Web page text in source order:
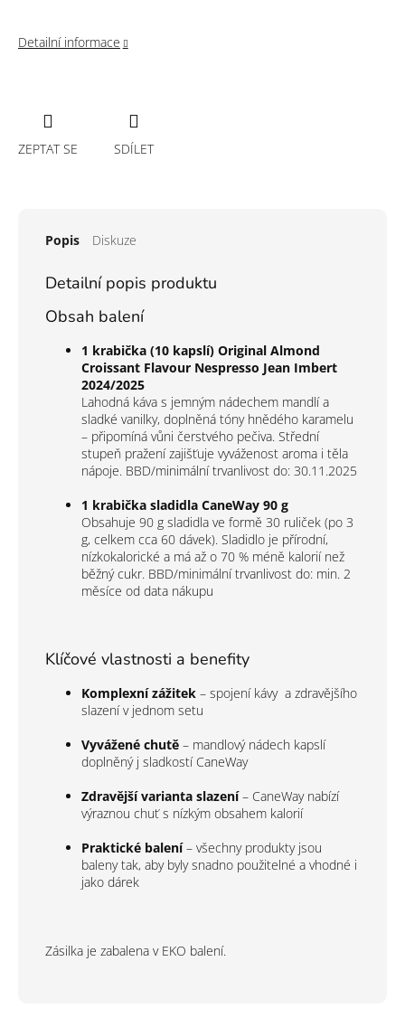
Detailní informace
ZEPTAT SE SDÍLET
Popis Diskuze
Detailní popis produktu
Obsah balení
1 krabička (10 kapslí) Original Almond
Croissant Flavour Nespresso Jean Imbert
2024/2025
Lahodná káva s jemným nádechem mandlí a
sladké vanilky, doplněná tóny hnědého karamelu
– připomíná vůni čerstvého pečiva. Střední
stupeň pražení zajišťuje vyváženost aroma i těla
nápoje. BBD/minimální trvanlivost do: 30.11.2025
1 krabička sladidla CaneWay 90 g
Obsahuje 90 g sladidla ve formě 30 ruliček (po 3
g, celkem cca 60 dávek). Sladidlo je přírodní,
nízkokalorické a má až o 70 % méně kalorií než
běžný cukr. BBD/minimální trvanlivost do: min. 2
měsíce od data nákupu
Klíčové vlastnosti a benefity
Komplexní zážitek – spojení kávy a zdravějšího
slazení v jednom setu
Vyvážené chutě – mandlový nádech kapslí
doplněný j sladkostí CaneWay
Zdravější varianta slazení– CaneWay nabízí
výraznou chuť s nízkým obsahem kalorií
Praktické balení– všechny produkty jsou
baleny tak, aby byly snadno použitelné a vhodné i
jako dárek
Zásilka je zabalena v EKO balení.